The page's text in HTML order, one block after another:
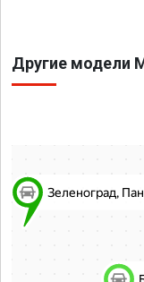
Другие модели